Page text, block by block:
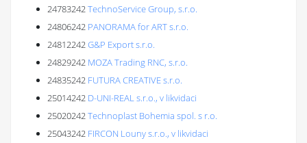
24783242TechnoService Group, s.r.o.
24806242 PANORAMA for ART s.r.o.
24812242G&P Export s.r.o.
24829242 MOZA Trading RNC, s.r.o.
24835242 FUTURA CREATIVE s.r.o.
25014242 D-UNI-REAL s.r.o., v likvidaci
25020242Technoplast Bohemia spol. s r.o.
25043242 FIRCON Louny s.r.o., v likvidaci